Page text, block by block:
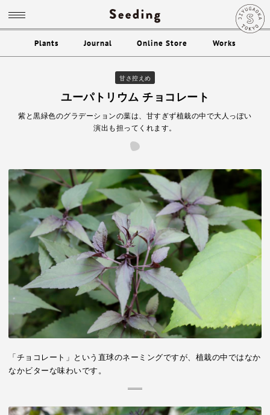
Plants Journal Online Store Works
甘さ控えめ
ユーパトリウム チョコレート
紫と黒緑色のグラデーションの葉は、甘すぎず植栽の中で大人っぽい
演出も担ってくれます。
「チョコレート」という直球のネーミングですが、植栽の中ではなか
なかビターな味わいです。